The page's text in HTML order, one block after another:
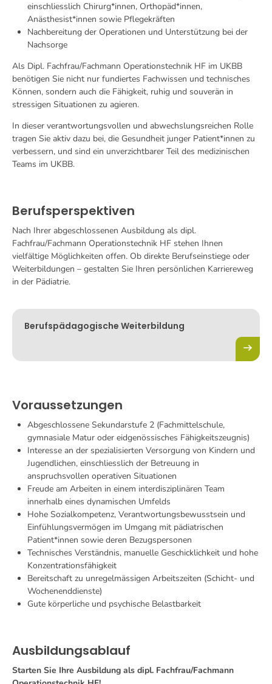
einschliesslich Chirurg*innen, Orthopäd*innen,
Anästhesist*innen sowie Pflegekräften
Nachbereitung der Operationen und Unterstützung bei der
Nachsorge
Als Dipl. Fachfrau/Fachmann Operationstechnik HF im UKBB
benötigen Sie nicht nur fundiertes Fachwissen und technisches
Können, sondern auch die Fähigkeit, ruhig und souverän in
stressigen Situationen zu agieren.
In dieser verantwortungsvollen und abwechslungsreichen Rolle
tragen Sie aktiv dazu bei, die Gesundheit junger Patient*innen zu
verbessern, und sind ein unverzichtbarer Teil des medizinischen
Teams im UKBB.
Berufsperspektiven
Nach Ihrer abgeschlossenen Ausbildung als dipl.
Fachfrau/Fachmann Operationstechnik HF stehen Ihnen
vielfältige Möglichkeiten offen. Ob direkte Berufseinstiege oder
Weiterbildungen – gestalten Sie Ihren persönlichen Karriereweg
in der Pädiatrie.
Berufspädagogische Weiterbildung
Voraussetzungen
Abgeschlossene Sekundarstufe 2 (Fachmittelschule,
gymnasiale Matur oder eidgenössisches Fähigkeitszeugnis)
Interesse an der spezialisierten Versorgung von Kindern und
Jugendlichen, einschliesslich der Betreuung in
anspruchsvollen operativen Situationen
Freude am Arbeiten in einem interdisziplinären Team
innerhalb eines dynamischen Umfelds
Hohe Sozialkompetenz, Verantwortungsbewusstsein und
Einfühlungsvermögen im Umgang mit pädiatrischen
Patient*innen sowie deren Bezugspersonen
Technisches Verständnis, manuelle Geschicklichkeit und hohe
Konzentrationsfähigkeit
Bereitschaft zu unregelmässigen Arbeitszeiten (Schicht- und
Wochenenddienste)
Gute körperliche und psychische Belastbarkeit
Ausbildungsablauf
Starten Sie Ihre Ausbildung als dipl. Fachfrau/Fachmann